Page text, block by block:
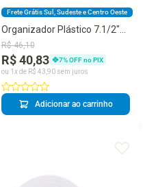
Frete Grátis Sul, Sudeste e Centro Oeste
Organizador Plástico 7.1/2"
Tramontina com Tampa
Transparente e 6 Divisórias
R$ 46,10
R$ 40,83 7% OFF no PIX
ou 1 x de R$ 43 90sem juros
Adicionar ao carrinho